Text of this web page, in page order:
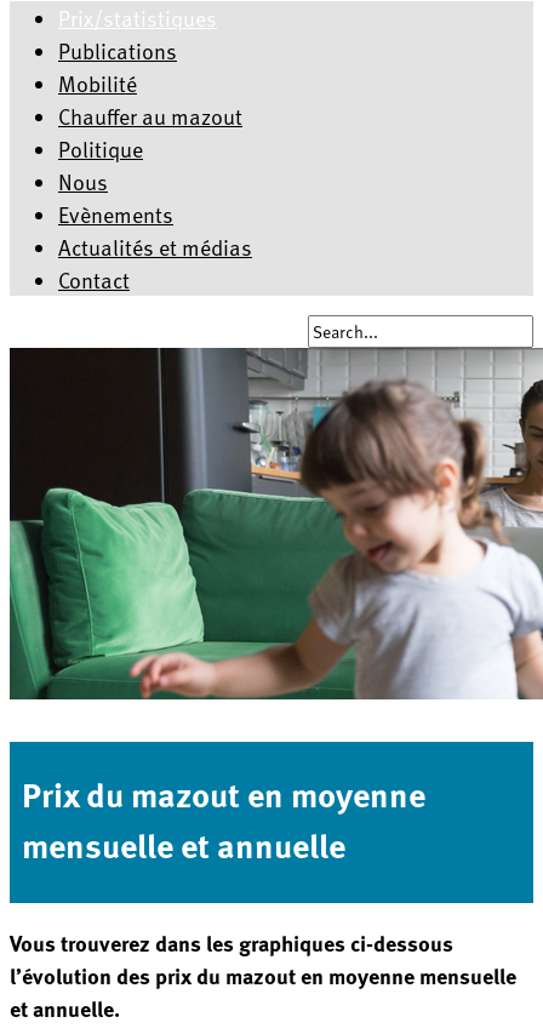
Prix/statistiques
Publications
Mobilité
Chauffer au mazout
Politique
Nous
Evènements
Actualités et médias
Contact
Prix du mazout en moyenne
mensuelle et annuelle
Vous trouverez dans les graphiques ci-dessous
l’évolution des prix du mazout en moyenne mensuelle
et annuelle.